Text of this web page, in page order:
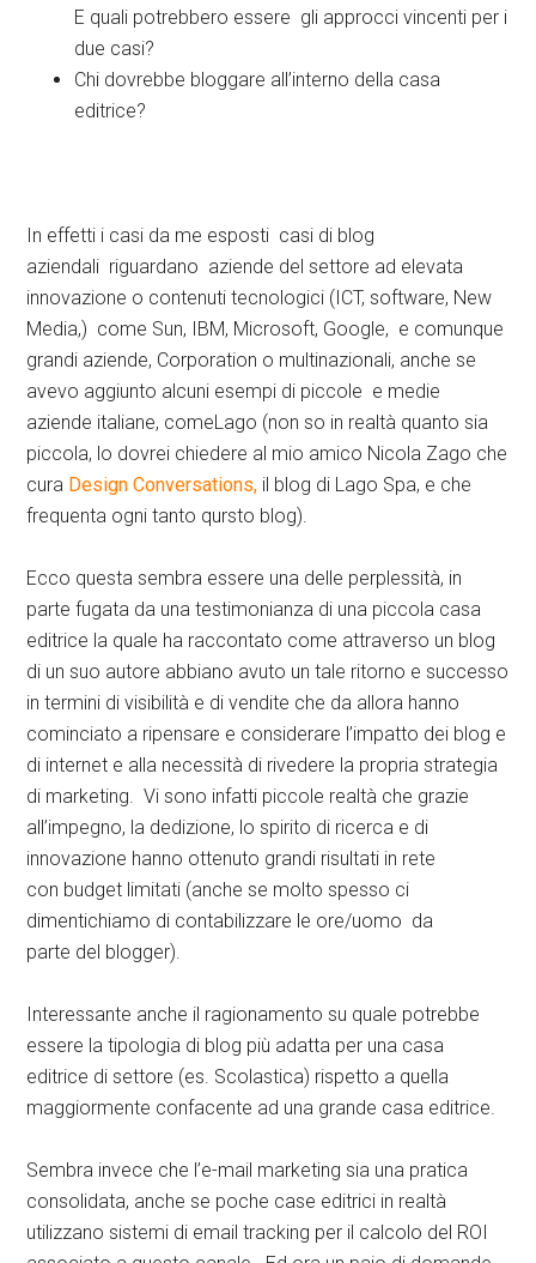
E quali potrebbero essere gli approcci vincenti per i
due casi?
Chi dovrebbe bloggare all’interno della casa
editrice?
In effetti i casi da me esposti casi di blog
aziendali riguardano aziende del settore ad elevata
innovazione o contenuti tecnologici (ICT, software, New
Media,) come Sun, IBM, Microsoft, Google, e comunque
grandi aziende, Corporation o multinazionali, anche se
avevo aggiunto alcuni esempi di piccole e medie
aziende italiane, comeLago (non so in realtà quanto sia
piccola, lo dovrei chiedere al mio amico Nicola Zago che
cura Design Conversations, il blog di Lago Spa, e che
frequenta ogni tanto qursto blog).
Ecco questa sembra essere una delle perplessità, in
parte fugata da una testimonianza di una piccola casa
editrice la quale ha raccontato come attraverso un blog
di un suo autore abbiano avuto un tale ritorno e successo
in termini di visibilità e di vendite che da allora hanno
cominciato a ripensare e considerare l’impatto dei blog e
di internet e alla necessità di rivedere la propria strategia
di marketing. Vi sono infatti piccole realtà che grazie
all’impegno, la dedizione, lo spirito di ricerca e di
innovazione hanno ottenuto grandi risultati in rete
con budget limitati (anche se molto spesso ci
dimentichiamo di contabilizzare le ore/uomo da
parte del blogger).
Interessante anche il ragionamento su quale potrebbe
essere la tipologia di blog più adatta per una casa
editrice di settore (es. Scolastica) rispetto a quella
maggiormente confacente ad una grande casa editrice.
Sembra invece che l’e-mail marketing sia una pratica
consolidata, anche se poche case editrici in realtà
utilizzano sistemi di email tracking per il calcolo del ROI